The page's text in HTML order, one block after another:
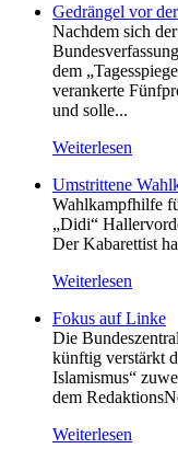
Gedrängel vor
Nachdem sich
dem
verankerte
und solle...
Weiterlesen
Umstrittene
Wahlkampfhilfe
„Didi“
Der Kabarettist
Weiterlesen
Fokus auf Linke
Die
künftig verstärkt
Islamismus“
dem
Weiterlesen